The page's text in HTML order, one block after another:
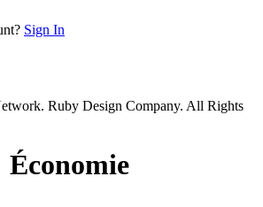
Sign In
Ruby Design Company. All Rights
Économie